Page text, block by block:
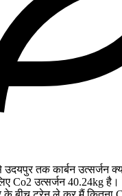
उदयपुर तक कार्बन उत्सर्जन
Co2 उत्सर्जन 40.24kg है।